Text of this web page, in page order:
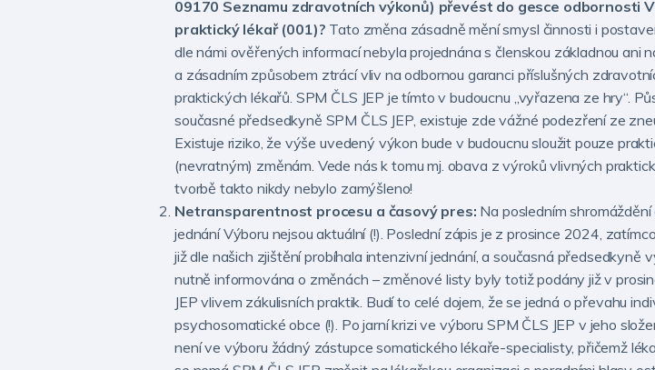
09170 Seznamu zdravotních výkonů) převést do gesce odbornosti
praktický lékař (001)? Tato změna zásadně mění smysl činnosti i
dle námi ověřených informací nebyla projednána s členskou základnou ani
a zásadním způsobem ztrácí vliv na odbornou garanci příslušných
praktických lékařů. SPM ČLS JEP je tímto v budoucnu „vyřazena ze hry“.
současné předsedkyně SPM ČLS JEP, existuje zde vážné podezření ze
Existuje riziko, že výše uvedený výkon bude v budoucnu sloužit pouze
(nevratným) změnám. Vede nás k tomu mj. obava z výroků vlivných
tvorbě takto nikdy nebylo zamýšleno!
Netransparentnost procesu a časový pres: Na posledním
jednání Výboru nejsou aktuální (!). Poslední zápis je z prosince 2024,
již dle našich zjištění probíhala intenzivní jednání, a současná předsedkyně
nutně informována o změnách – změnové listy byly totiž podány již v
JEP vlivem zákulisních praktik. Budí to celé dojem, že se jedná o převahu
psychosomatické obce (!). Po jarní krizi ve výboru SPM ČLS JEP v jeho
není ve výboru žádný zástupce somatického lékaře-specialisty, přičemž